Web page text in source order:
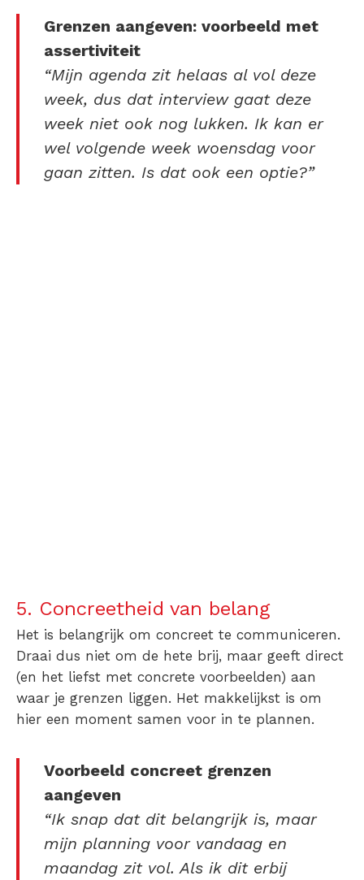
Grenzen aangeven: voorbeeld met
assertiviteit
“Mijn agenda zit helaas al vol deze
week, dus dat interview gaat deze
week niet ook nog lukken. Ik kan er
wel volgende week woensdag voor
gaan zitten. Is dat ook een optie?”
5. Concreetheid van belang
Het is belangrijk om concreet te communiceren.
Draai dus niet om de hete brij, maar geeft direct
(en het liefst met concrete voorbeelden) aan
waar je grenzen liggen. Het makkelijkst is om
hier een moment samen voor in te plannen.
Voorbeeld concreet grenzen
aangeven
“Ik snap dat dit belangrijk is, maar
mijn planning voor vandaag en
maandag zit vol. Als ik dit erbij